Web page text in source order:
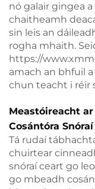
nó galair gingea
chaitheamh
sin leis an
rogha mhaith.
https://
amach an bhfuil
chun teacht i réir
Meastóireacht
Cosántóra Snóraí
Tá rudaí
chuirtear
snóraí ceart go
go mbeadh